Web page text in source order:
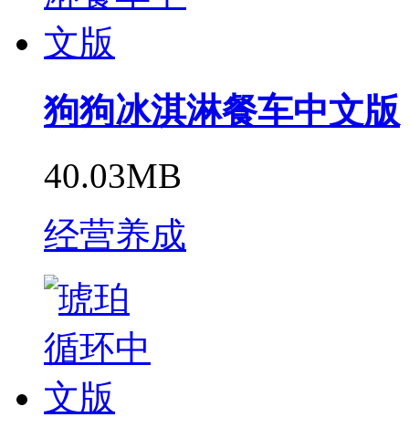
狗狗冰淇淋餐车中文版
40.03MB
经营养成